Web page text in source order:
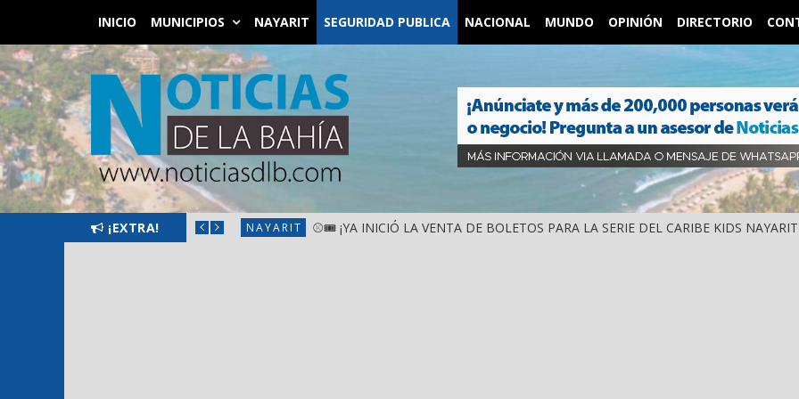
INICIO MUNICIPIOS NAYARIT SEGURIDAD PUBLICA NACIONAL MUNDO OPINIÓN DIRECTORIO
¡EXTRA!
IXCUINTLA NAYARIT ⚾🎟️ ¡YA INICIÓ LA VENTA DE BOLETOS PARA LA SERIE DEL CARIBE KIDS